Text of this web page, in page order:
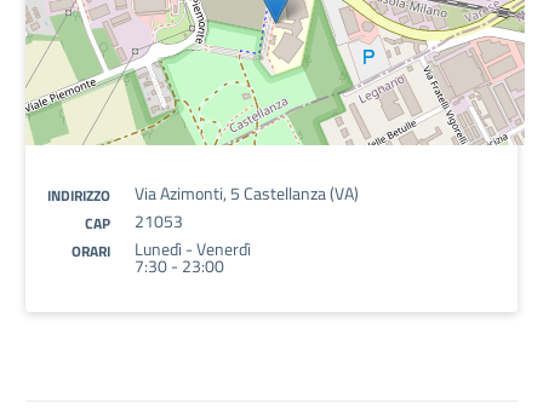
INDIRIZZO Via Azimonti, 5 Castellanza (VA)
CAP 21053
ORARI Lunedì - Venerdì
7:30 - 23:00